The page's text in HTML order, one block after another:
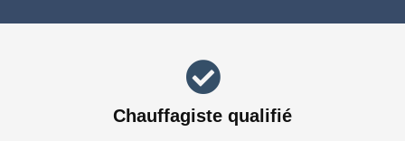
Chauffagiste qualifié